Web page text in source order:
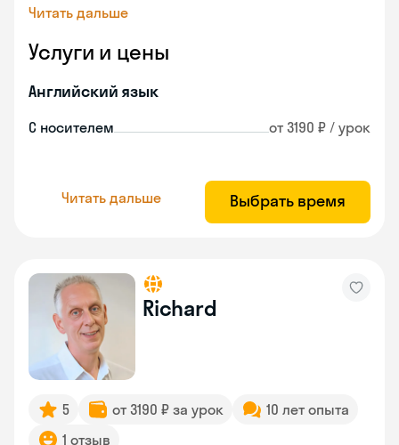
Читать дальше
Услуги и цены
Английский язык
С носителем от 3190 ₽ / урок
Читать дальше Выбрать время
Richard
5 от 3190 ₽ за урок
10 лет опыта
1 отзыв